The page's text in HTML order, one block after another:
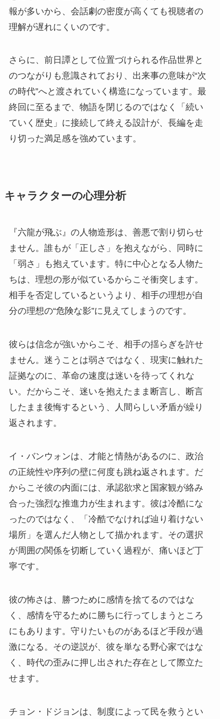
報が多いから、会話劇の密度が高くても視聴者の
理解が遅れにくいのです。
さらに、前日譚として位置づけられる作品世界と
のつながりも意識されており、出来事の意味が“次
の時代”へと渡されていく構造になっています。最
終回に至るまで、物語を閉じるのではなく「続い
ていく歴史」に接続して終える設計が、長編を走
り切った満足感を強めています。
キャラクターの心理分析
『六龍が飛ぶ』の人物造形は、善悪で割り切らせ
ません。誰もが「正しさ」を抱えながら、同時に
「弱さ」も抱えています。特に中心となる人物た
ちは、理想の形が似ているからこそ衝突します。
相手を否定しているというより、相手の理想が自
分の理想の“危険な影”に見えてしまうのです。
彼らは信念が強いからこそ、相手の揺らぎを許せ
ません。迷うことは弱さではなく、現実に触れた
証拠なのに、革命の速度は迷いを待ってくれな
い。だからこそ、迷いを抱えたまま断言し、断言
したまま後悔するという、人間らしい矛盾が繰り
返されます。
イ・バンウォンは、才能と情熱があるのに、政治
の正統性や序列の壁に何度も跳ね返されます。だ
からこそ彼の内面には、承認欲求と国家観が絡み
合った強烈な推進力が生まれます。彼は冷酷にな
ったのではなく、「冷酷でなければ辿り着けない
場所」を選んだ人物として描かれます。その選択
が周囲の関係を切断していく過程が、痛いほど丁
寧です。
彼の怖さは、勝つために感情を捨てるのではな
く、感情を守るために勝ちに行ってしまうところ
にもあります。守りたいものがあるほど手段が過
激になる。その逆説が、彼を単なる野心家ではな
く、時代の歪みに押し出された存在として際立た
せます。
チョン・ドジョンは、制度によって民を救うとい